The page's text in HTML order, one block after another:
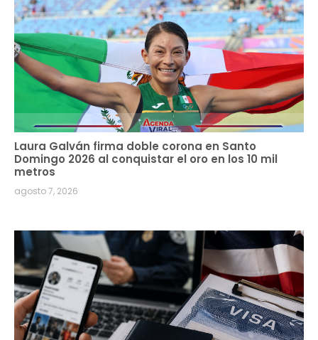
Laura Galván firma doble corona en Santo
Domingo 2026 al conquistar el oro en los 10 mil
metros
agosto 7, 2026